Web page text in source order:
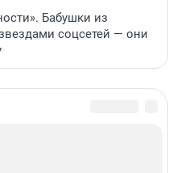
Бабушки из
соцсетей — они